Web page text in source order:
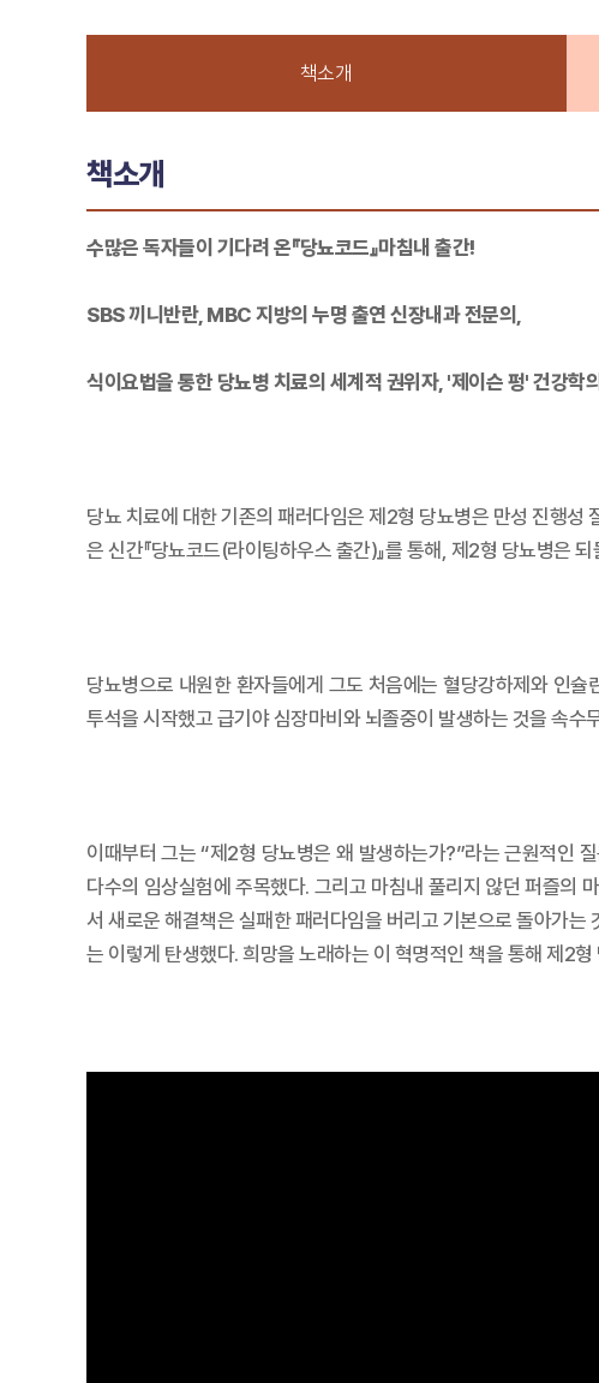
책소개
책소개
수많은 독자들이 기다려 온『당뇨코드』마침내 출간!
SBS 끼니반란, MBC 지방의 누명 출연 신장내과 전문의,
식이요법을 통한 당뇨병 치료의 세계적 권위자, '제이슨 펑' 건강학
당뇨 치료에 대한 기존의 패러다임은 제2형 당뇨병은 만성 진행
은 신간『당뇨코드(라이팅하우스 출간)』를 통해, 제2형 당뇨병은
당뇨병으로 내원한 환자들에게 그도 처음에는 혈당강하제와 인
투석을 시작했고 급기야 심장마비와 뇌졸중이 발생하는 것을 속
이때부터 그는 “제2형 당뇨병은 왜 발생하는가?”라는 근원적인
다수의 임상실험에 주목했다. 그리고 마침내 풀리지 않던 퍼즐의
서 새로운 해결책은 실패한 패러다임을 버리고 기본으로 돌아가는
는 이렇게 탄생했다. 희망을 노래하는 이 혁명적인 책을 통해 제2